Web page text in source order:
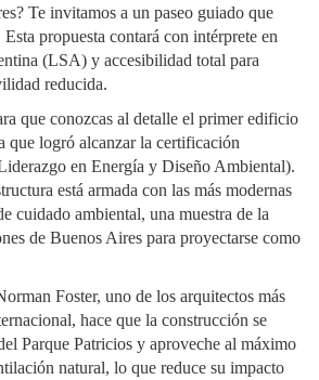
Te invitamos a un paseo guiado que
propuesta contará con intérprete en
(LSA) y accesibilidad total para
reducida.
que conozcas al detalle el primer edificio
que logró alcanzar la certificación
en Energía y Diseño Ambiental).
está armada con las más modernas
cuidado ambiental, una muestra de la
de Buenos Aires para proyectarse como
Foster, uno de los arquitectos más
hace que la construcción se
Parque Patricios y aproveche al máximo
natural, lo que reduce su impacto